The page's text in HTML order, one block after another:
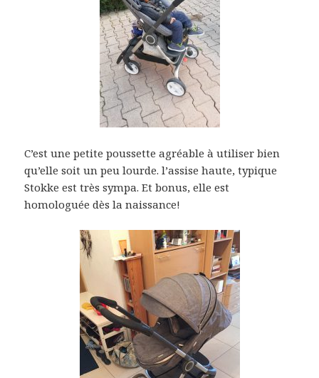
C’est une petite poussette agréable à utiliser bien
qu’elle soit un peu lourde. l’assise haute, typique
Stokke est très sympa. Et bonus, elle est
homologuée dès la naissance!